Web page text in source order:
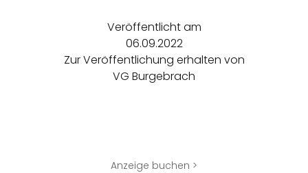
Veröffentlicht am
06.09.2022
Zur Veröffentlichung erhalten von
VG Burgebrach
Anzeige buchen >